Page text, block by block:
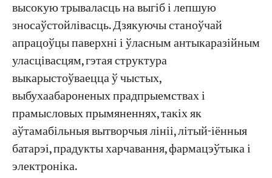
Праекты
Блогі
Навіны
Праграмы
Пра нас
Звяжыцеся з намі
высокую трываласць на выгіб і лепшую
зносаўстойлівасць. Дзякуючы станоўчай
апрацоўцы паверхні і ўласным антыкаразійным
уласцівасцям, гэтая структура
выкарыстоўваецца ў чыстых,
выбухаабароненых прадпрыемствах і
прамысловых прымяненнях, такіх як
аўтамабільныя вытворчыя лініі, літый-іённыя
батарэі, прадукты харчавання, фармацэўтыка і
электроніка.